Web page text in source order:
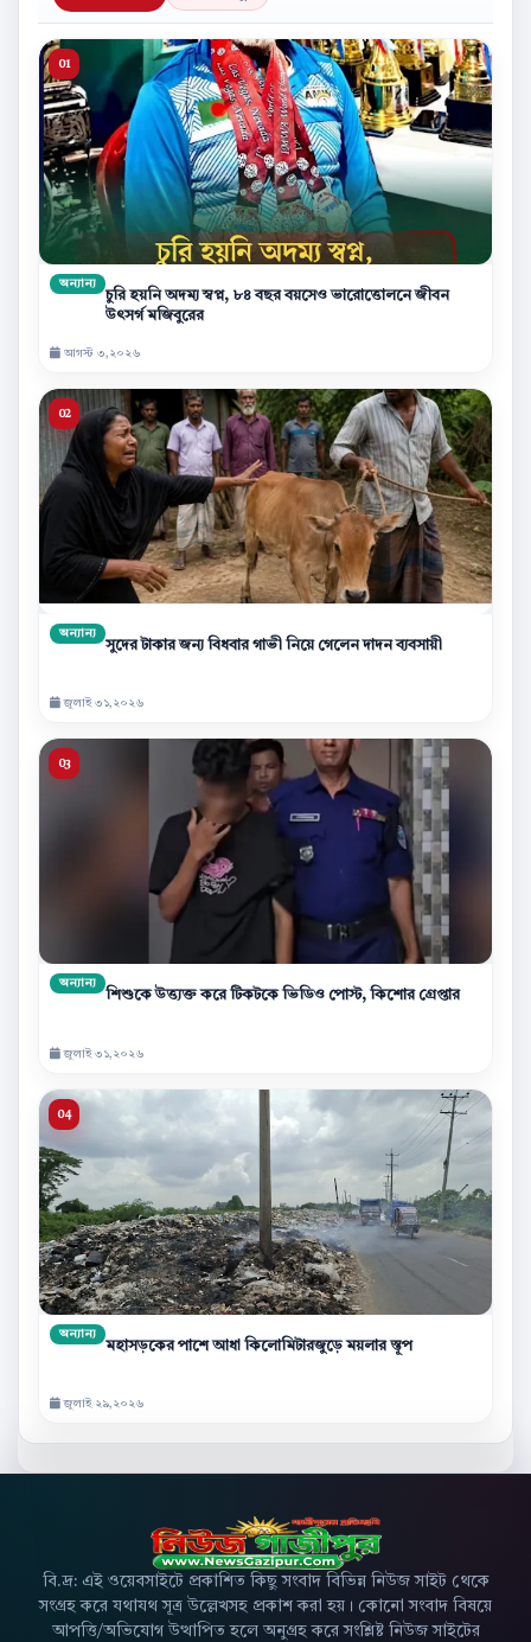
অন্যান্য
চুরি হয়নি অদম্য স্বপ্ন, ৮৪ বছর বয়সেও ভারোত্তোলনে জীবন
উৎসর্গ মজিবুরের
আগস্ট ৩,২০২৬
অন্যান্য
সুদের টাকার জন্য বিধবার গাভী নিয়ে গেলেন দাদন ব্যবসায়ী
জুলাই ৩১,২০২৬
অন্যান্য
শিশুকে উত্ত্যক্ত করে টিকটকে ভিডিও পোস্ট, কিশোর গ্রেপ্তার
জুলাই ৩১,২০২৬
অন্যান্য
মহাসড়কের পাশে আধা কিলোমিটারজুড়ে ময়লার স্তূপ
জুলাই ২৯,২০২৬
বি.দ্র: এই ওয়েবসাইটে প্রকাশিত কিছু সংবাদ বিভিন্ন নিউজ সাইট থেকে
সংগ্রহ করে যথাযথ সূত্র উল্লেখসহ প্রকাশ করা হয়। কোনো সংবাদ বিষয়ে
আপত্তি/অভিযোগ উত্থাপিত হলে অনুগ্রহ করে সংশ্লিষ্ট নিউজ সাইটের